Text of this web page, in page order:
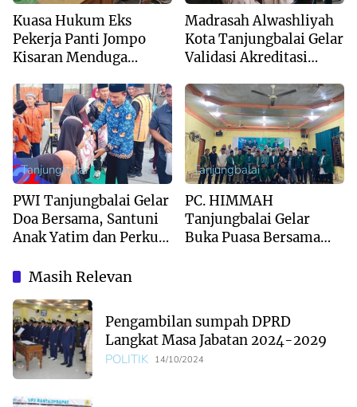
Kuasa Hukum Eks
Pekerja Panti Jompo
Kisaran Menduga
Bentuk PHK
Terselebung
Madrasah Alwashliyah
Kota Tanjungbalai Gelar
Validasi Akreditasi
BAN-PDM Tahun 2026
Tanjungbalai
PWI Tanjungbalai Gelar
Doa Bersama, Santuni
Anak Yatim dan Perkuat
Forkopimda
Tanjungbalai
PC. HIMMAH
Tanjungbalai Gelar
Buka Puasa Bersama
Masih Relevan
Pengambilan sumpah DPRD
Langkat Masa Jabatan 2024-2029
POLITIK 14/10/2024